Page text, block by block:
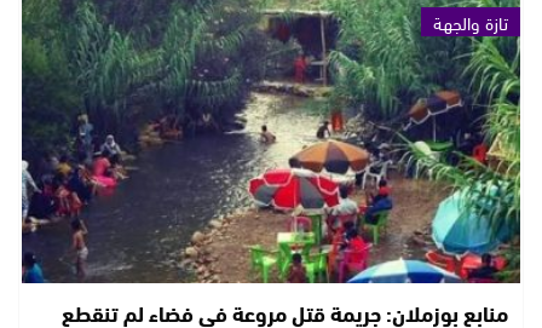
تازة والجهة
منابع بوزملان: جريمة قتل مروعة في فضاء لم تنقطع